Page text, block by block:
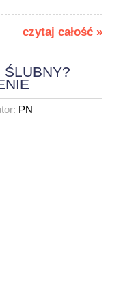
czytaj całość »
ŚLUBNY?
PN